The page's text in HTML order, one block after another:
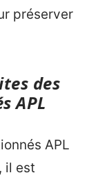
préserver
des
APL
APL
il est